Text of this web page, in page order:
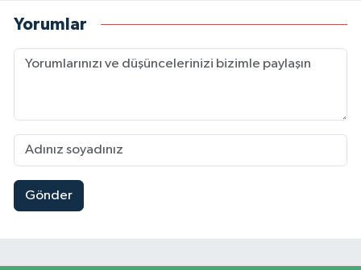
Yorumlar
Gönder